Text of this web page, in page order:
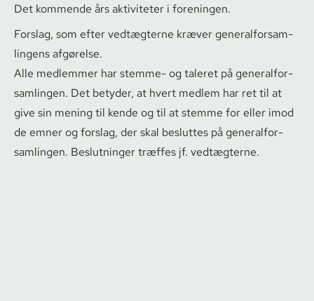
Det kommende års aktiviteter i foreningen.
Forslag, som efter vedtægterne kræver ge­ne­ral­for­sam­
lin­gens afgørelse.
Alle medlemmer har stemme- og taleret på ge­ne­ral­for­
sam­lin­gen. Det betyder, at hvert medlem har ret til at
give sin mening til kende og til at stemme for eller imod
de emner og forslag, der skal besluttes på ge­ne­ral­for­
sam­lin­gen. Beslutninger træffes jf. vedtægterne.